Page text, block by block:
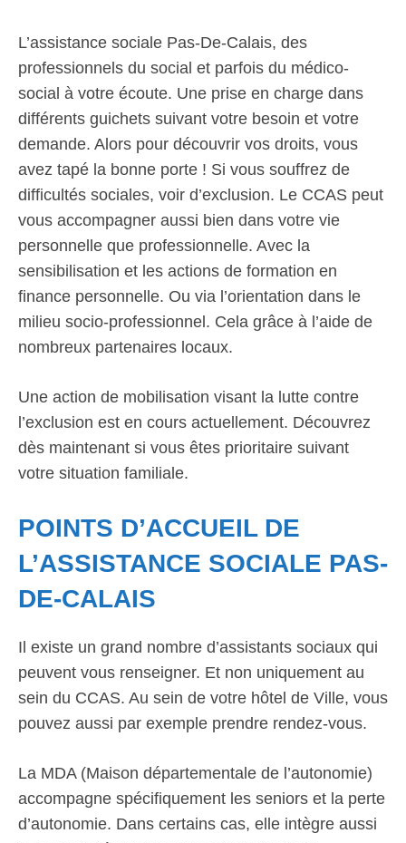
L’assistance sociale Pas-De-Calais, des
professionnels du social et parfois du médico-
social à votre écoute. Une prise en charge dans
différents guichets suivant votre besoin et votre
demande. Alors pour découvrir vos droits, vous
avez tapé la bonne porte ! Si vous souffrez de
difficultés sociales, voir d’exclusion. Le CCAS peut
vous accompagner aussi bien dans votre vie
personnelle que professionnelle. Avec la
sensibilisation et les actions de formation en
finance personnelle. Ou via l’orientation dans le
milieu socio-professionnel. Cela grâce à l’aide de
nombreux partenaires locaux.
Une action de mobilisation visant la lutte contre
l’exclusion est en cours actuellement. Découvrez
dès maintenant si vous êtes prioritaire suivant
votre situation familiale.
POINTS D’ACCUEIL DE
L’ASSISTANCE SOCIALE PAS-
DE-CALAIS
Il existe un grand nombre d’assistants sociaux qui
peuvent vous renseigner. Et non uniquement au
sein du CCAS. Au sein de votre hôtel de Ville, vous
pouvez aussi par exemple prendre rendez-vous.
La MDA (Maison départementale de l’autonomie)
accompagne spécifiquement les seniors et la perte
d’autonomie. Dans certains cas, elle intègre aussi